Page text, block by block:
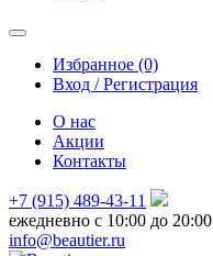
Избранное (0)
Вход / Регистрация
О нас
Акции
Контакты
+7 (915) 489-43-11
ежедневно с 10:00 до 20:00
info@beautier.ru